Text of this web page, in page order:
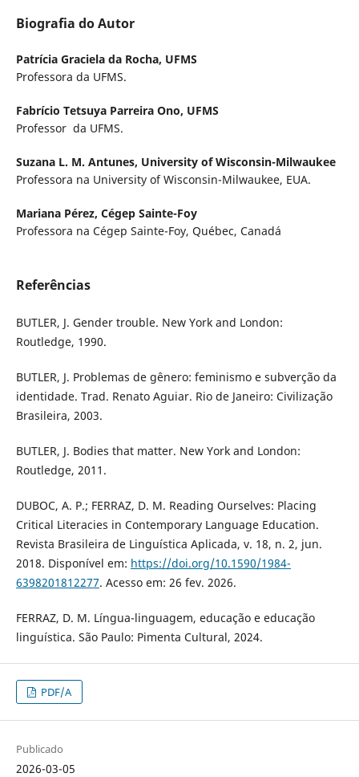
Biografia do Autor
Patrícia Graciela da Rocha, UFMS
Professora da UFMS.
Fabrício Tetsuya Parreira Ono, UFMS
Professor da UFMS.
Suzana L. M. Antunes, University of Wisconsin-Milwaukee
Professora na University of Wisconsin-Milwaukee, EUA.
Mariana Pérez, Cégep Sainte-Foy
Professora na Cégep Sainte-Foy, Québec, Canadá
Referências
BUTLER, J. Gender trouble. New York and London:
Routledge, 1990.
BUTLER, J. Problemas de gênero: feminismo e subverção da
identidade. Trad. Renato Aguiar. Rio de Janeiro: Civilização
Brasileira, 2003.
BUTLER, J. Bodies that matter. New York and London:
Routledge, 2011.
DUBOC, A. P.; FERRAZ, D. M. Reading Ourselves: Placing
Critical Literacies in Contemporary Language Education.
Revista Brasileira de Linguística Aplicada, v. 18, n. 2, jun.
2018. Disponível em: https://doi.org/10.1590/1984-
6398201812277. Acesso em: 26 fev. 2026.
FERRAZ, D. M. Língua-linguagem, educação e educação
linguística. São Paulo: Pimenta Cultural, 2024.
PDF/A
Publicado
2026-03-05